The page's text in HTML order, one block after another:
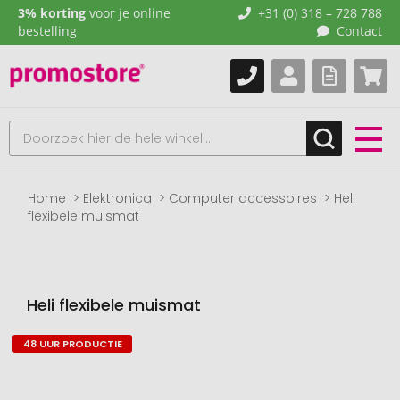
3% korting voor je online
bestelling
+31 (0) 318 – 728 788
Contact
Home Elektronica Computer accessoires
Heli
flexibele muismat
Heli flexibele muismat
Naar
48 UUR PRODUCTIE